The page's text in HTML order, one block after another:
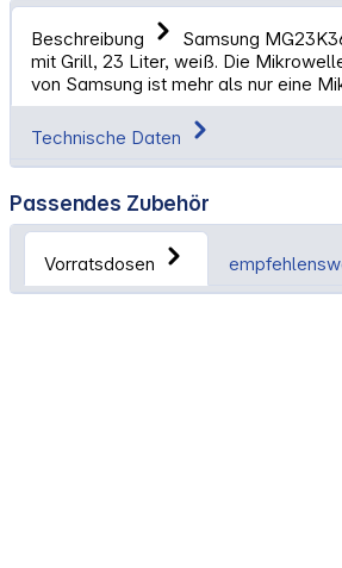
Beschreibung
Samsung
mit Grill, 23 Liter, weiß. Die
von Samsung ist mehr als nur eine
Technische Daten
Passendes Zubehör
Vorratsdosen